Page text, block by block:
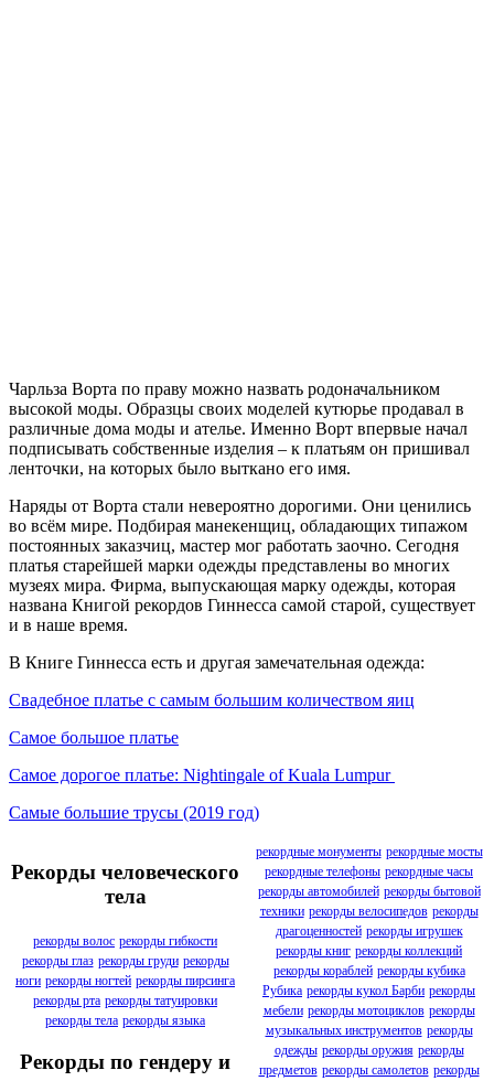
Чарльза Ворта по праву можно назвать родоначальником
высокой моды. Образцы своих моделей кутюрье продавал в
различные дома моды и ателье. Именно Ворт впервые начал
подписывать собственные изделия – к платьям он пришивал
ленточки, на которых было выткано его имя.
Наряды от Ворта стали невероятно дорогими. Они ценились
во всём мире. Подбирая манекенщиц, обладающих типажом
постоянных заказчиц, мастер мог работать заочно. Сегодня
платья старейшей марки одежды представлены во многих
музеях мира. Фирма, выпускающая марку одежды, которая
названа Книгой рекордов Гиннесса самой старой, существует
и в наше время.
В Книге Гиннесса есть и другая замечательная одежда:
Свадебное платье с самым большим количеством яиц
Самое большое платье
Самое дорогое платье: Nightingale of Kuala Lumpur
Самые большие трусы (2019 год)
Рекорды человеческого
тела
рекорды волос рекорды гибкости
рекорды глаз рекорды груди рекорды
ноги рекорды ногтей рекорды пирсинга
рекорды рта рекорды татуировки
рекорды тела рекорды языка
Рекорды по гендеру и
рекордные монументы рекордные мосты
рекордные телефоны рекордные часы
рекорды автомобилей рекорды бытовой
техники рекорды велосипедов рекорды
драгоценностей рекорды игрушек
рекорды книг рекорды коллекций
рекорды кораблей рекорды кубика
Рубика рекорды кукол Барби рекорды
мебели рекорды мотоциклов рекорды
музыкальных инструментов рекорды
одежды рекорды оружия рекорды
предметов рекорды самолетов рекорды